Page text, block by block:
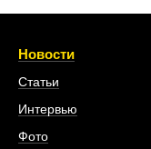
Новости
Статьи
Интервью
Фото